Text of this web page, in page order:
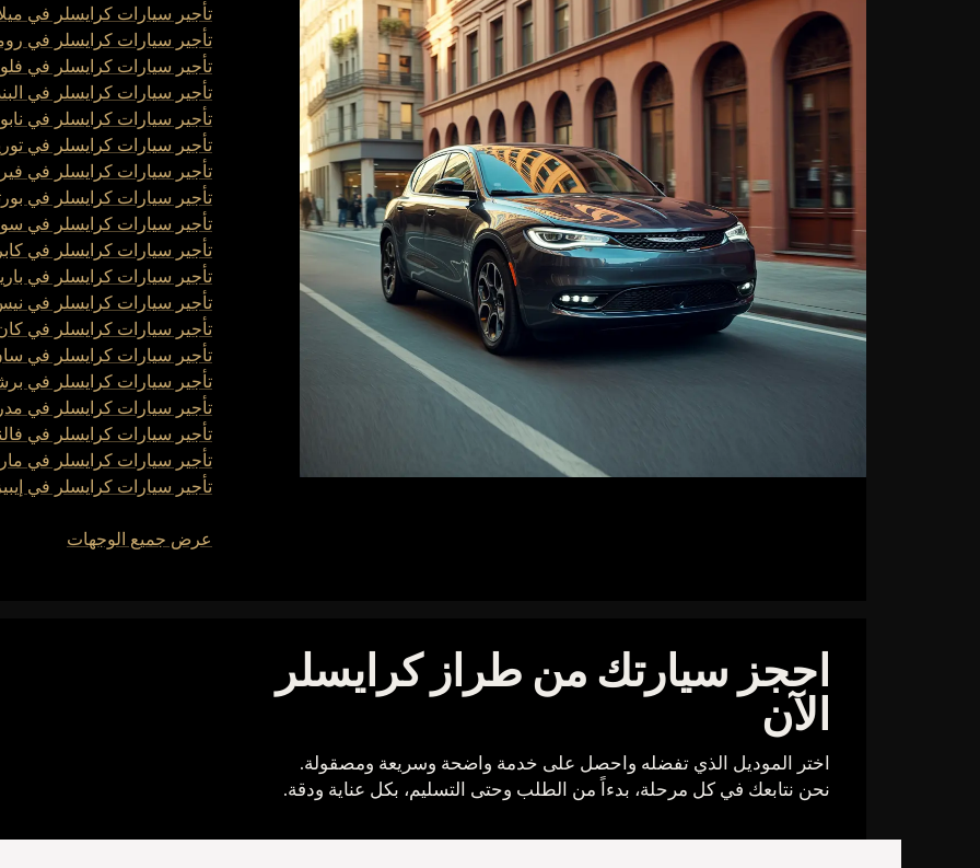
تأجير سيارات كرايسلر في
تأجير سيارات كرايسلر في
تأجير سيارات كرايسلر في
تأجير سيارات كرايسلر في
تأجير سيارات كرايسلر في
تأجير سيارات كرايسلر في
تأجير سيارات كرايسلر في
تأجير سيارات كرايسلر في
تأجير سيارات كرايسلر في
تأجير سيارات كرايسلر في
تأجير سيارات كرايسلر في
تأجير سيارات كرايسلر في
تأجير سيارات كرايسلر في
تأجير سيارات كرايسلر في
تأجير سيارات كرايسلر في
تأجير سيارات كرايسلر في
تأجير سيارات كرايسلر في
تأجير سيارات كرايسلر في
تأجير سيارات كرايسلر في
عرض جميع الوجهات
احجز سيارتك من طراز كرايسلر
الآن
اختر الموديل الذي تفضله واحصل على خدمة واضحة وسريعة ومصقولة.
نحن نتابعك في كل مرحلة، بدءاً من الطلب وحتى التسليم، بكل عناية ودقة.